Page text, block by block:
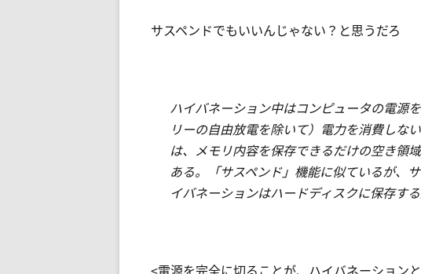
サスペンドでもいいんじゃない？と思うだろ
ハイバネーション中はコンピュータの電源
リーの自由放電を除いて）電力を消費しな
は、メモリ内容を保存できるだけの空き領
ある。「サスペンド」機能に似ているが、
イバネーションはハードディスクに保存する